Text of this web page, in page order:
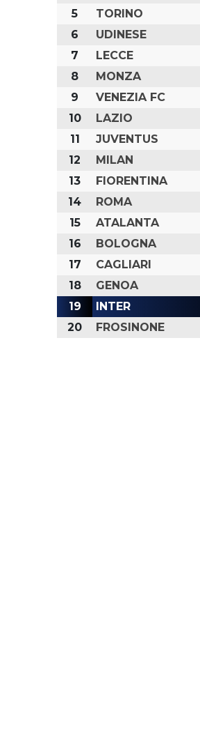
5
TORINO
6
UDINESE
7
LECCE
8
MONZA
9
VENEZIA FC
10
LAZIO
11
JUVENTUS
12
MILAN
13
FIORENTINA
14
ROMA
15
ATALANTA
16
BOLOGNA
17
CAGLIARI
18
GENOA
19
INTER
20
FROSINONE